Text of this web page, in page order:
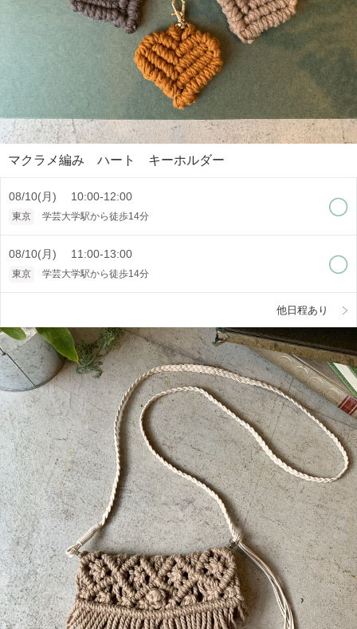
マクラメ編み ハート キーホルダー
08/10(月) 10:00-12:00
東京 学芸大学駅から徒歩14分
08/10(月) 11:00-13:00
東京 学芸大学駅から徒歩14分
他日程あり